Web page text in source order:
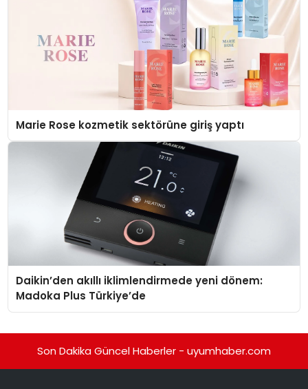
Marie Rose kozmetik sektörüne giriş yaptı
Daikin’den akıllı iklimlendirmede yeni dönem:
Madoka Plus Türkiye’de
Son Dakika Güncel Haberler - uyumhaber.com